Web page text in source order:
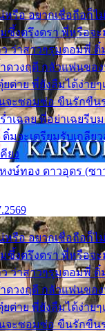
หรือ อยากเชื่อถือก็
มซึ้งตรึงตรา พี่หรือจ
ว่าสาวๆรุมตอมพี่ ติ๋
ดวงฤดี กลัวแฟนขอ
ต่าย พี่ยังลืมได้ง่ายๆ
จะซอมซ่อ ขืนรักขืน
ำเฉลย พี่อย่าเฉยรี
มจะเตรียมรับเกลีย
ยง
งษ์ทอง ดาวอุดร (ซ
หรือ อยากเชื่อถือก็
มซึ้งตรึงตรา พี่หรือจ
ว่าสาวๆรุมตอมพี่ ติ๋
ดวงฤดี กลัวแฟนขอ
ต่าย พี่ยังลืมได้ง่ายๆ
จะซอมซ่อ ขืนรักขืน